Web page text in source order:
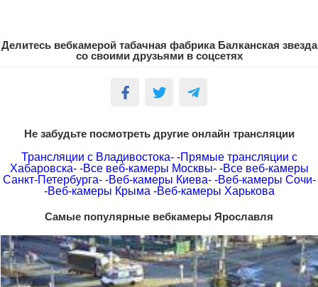
Делитесь вебкамерой табачная фабрика Балканская звезда
со своими друзьями в соцсетях
Не забудьте посмотреть другие онлайн трансляции
Трансляции с Владивостока- -Прямые трансляции с
Хабаровска- -Все веб-камеры Москвы- -Все веб-камеры
Санкт-Петербурга- -Веб-камеры Киева- -Веб-камеры Сочи-
-Веб-камеры Крыма -Веб-камеры Харькова
Самые популярные вебкамеры Ярославля